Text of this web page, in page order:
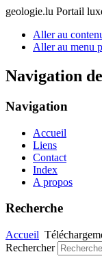
geologie.lu Portail
Aller au
Aller au menu
Navigation
Navigation
Accueil
Liens
Contact
Index
A propos
Recherche
Accueil
Rechercher